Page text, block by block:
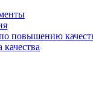
повышению